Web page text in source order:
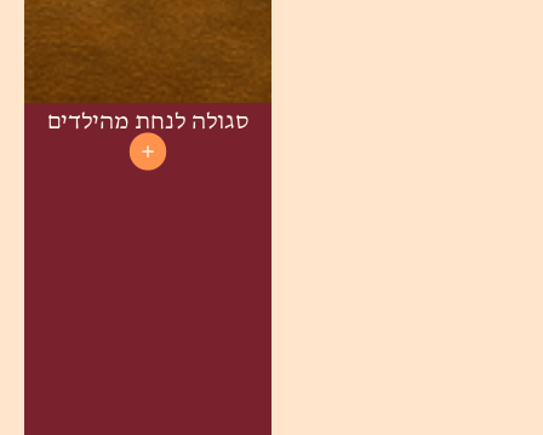
סגולה לנחת מהילדים